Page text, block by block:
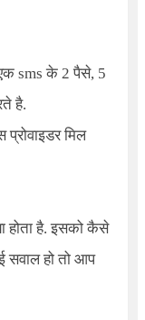
sms के 2 पैसे, 5
है.
मिल
होता है. इसको कैसे
सवाल हो तो आप